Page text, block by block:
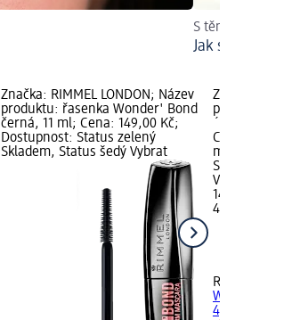
S těmito tipy
Jak se v létě
Značka: RIMMEL LONDON; Název
produktu: řasenka Wonder' Bond
černá, 11 ml; Cena: 149,00 Kč;
Dostupnost: Status zelený
Skladem, Status šedý Vybrat
Značka:
produktu:
Cena:
ml (33,11
Status
Vybrat
149,00 Kč
4,5 ml
RIMMEL
4,5 ml